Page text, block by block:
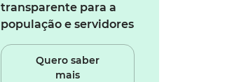
transparente para a
população e servidores
Quero saber
mais